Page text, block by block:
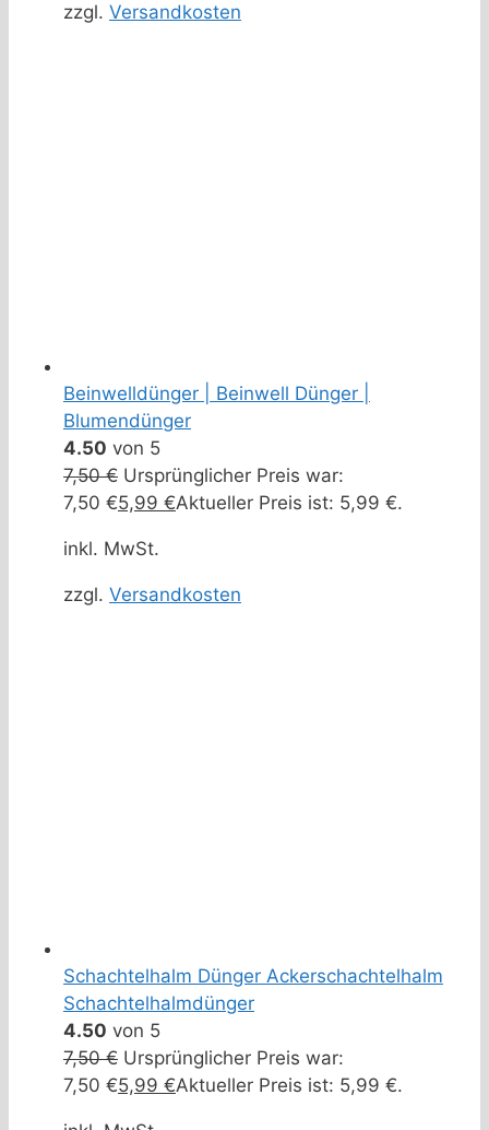
zzgl. Versandkosten
Beinwelldünger | Beinwell Dünger |
Blumendünger
4.50 von 5
7,50€ Ursprünglicher Preis war:
7,50 €5,99 €Aktueller Preis ist: 5,99 €.
inkl. MwSt.
zzgl. Versandkosten
Schachtelhalm Dünger Ackerschachtelhalm
Schachtelhalmdünger
4.50 von 5
7,50€ Ursprünglicher Preis war:
7,50 €5,99 €Aktueller Preis ist: 5,99 €.